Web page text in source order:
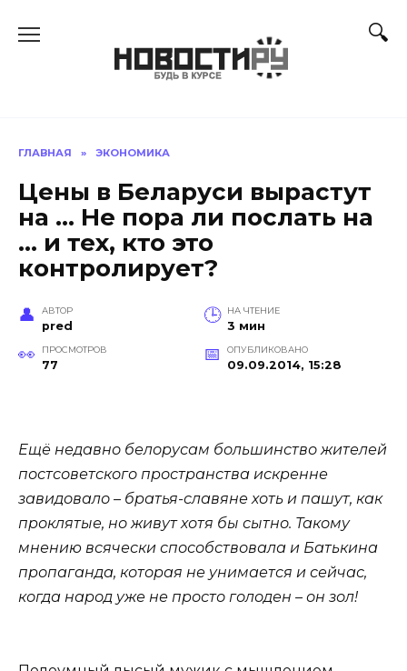
ГЛАВНАЯ » ЭКОНОМИКА
Цены в Беларуси вырастут
на … Не пора ли послать на
… и тех, кто это
контролирует?
АВТОР
pred
НА ЧТЕНИЕ
3 мин
ПРОСМОТРОВ
77
ОПУБЛИКОВАНО
09.09.2014, 15:28
Ещё недавно белорусам большинство жителей
постсоветского пространства искренне
завидовало – братья-славяне хоть и пашут, как
проклятые, но живут хотя бы сытно. Такому
мнению всячески способствовала и Батькина
пропаганда, которая не унимается и сейчас,
когда народ уже не просто голоден – он зол!